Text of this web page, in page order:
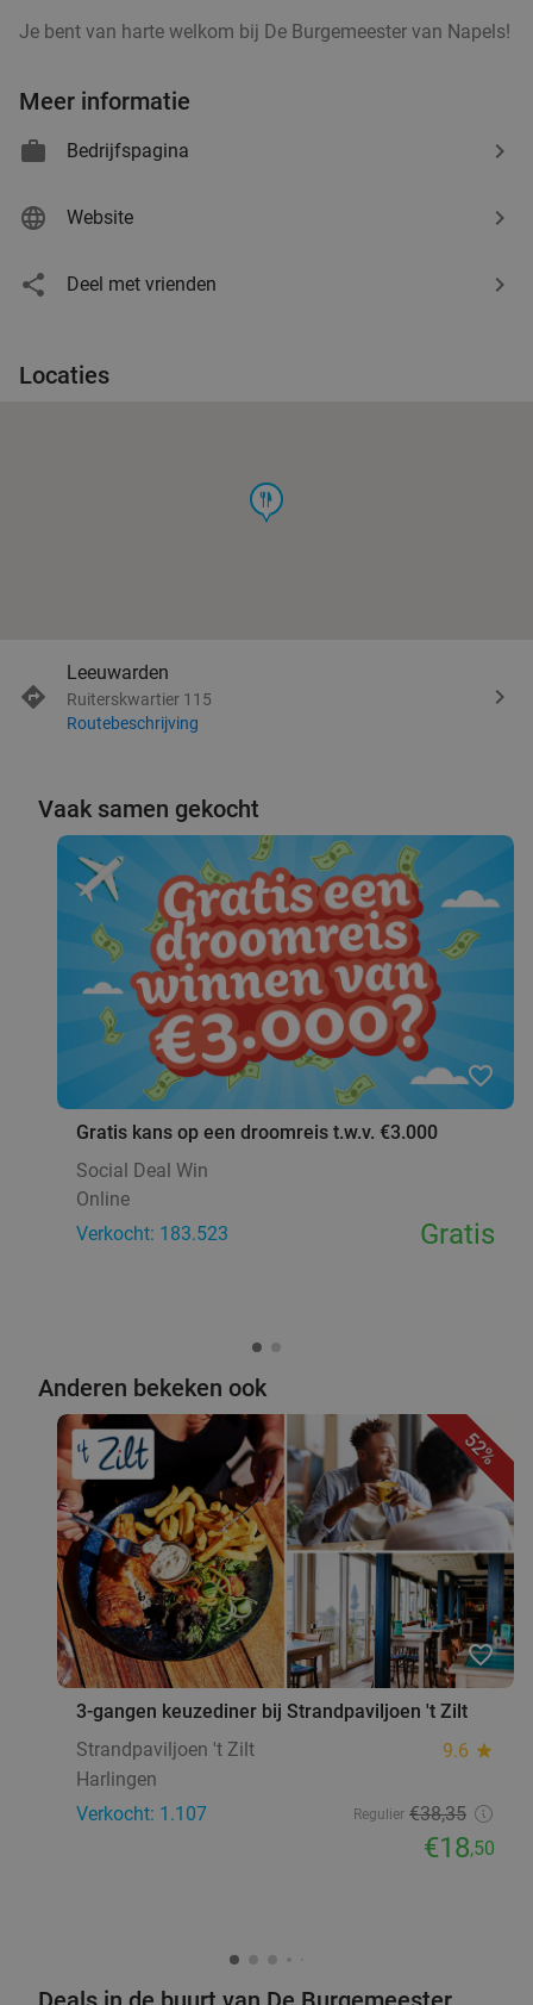
Je bent van harte welkom bij De Burgemeester van Napels!
Meer informatie
Bedrijfspagina
Website
Deel met vrienden
Locaties
food
Leeuwarden
Ruiterskwartier 115
Routebeschrijving
Vaak samen gekocht
favorite_border
Gratis kans op een droomreis t.w.v. €3.000
Social Deal Win
Online
Verkocht: 183.523
Gratis
Anderen bekeken ook
52%
favorite_border
3-gangen keuzediner bij Strandpaviljoen 't Zilt
Strandpaviljoen 't Zilt
9.6 star
Harlingen
Verkocht: 1.107
Regulier €38,35
€18,50